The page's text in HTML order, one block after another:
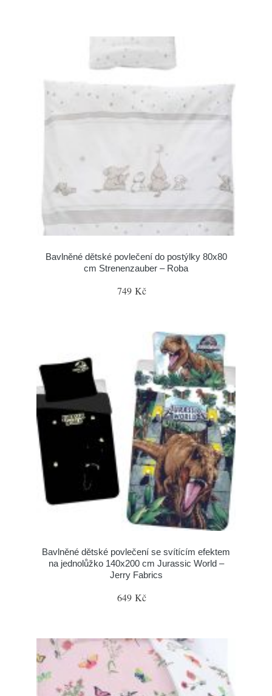
Bavlněné dětské povlečení do postýlky 80x80
cm Strenenzauber – Roba
749 Kč
Bavlněné dětské povlečení se svítícím efektem
na jednolůžko 140x200 cm Jurassic World –
Jerry Fabrics
649 Kč